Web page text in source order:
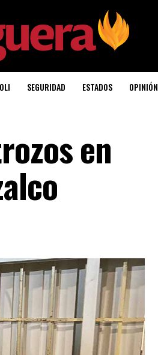
SEGURIDAD ESTADOS OPINIÓN
en